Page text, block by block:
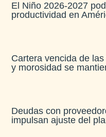
El Niño 2026-2027
productividad en
Cartera vencida de
y morosidad se
Deudas con
impulsan ajuste del